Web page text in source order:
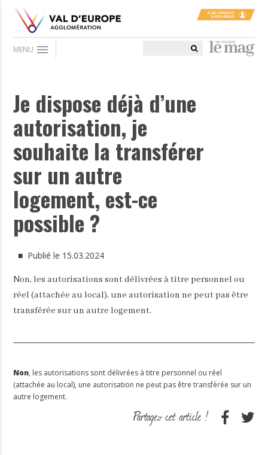
MENU menu
Je dispose déjà d’une
autorisation, je
souhaite la transférer
sur un autre
logement, est-ce
possible ?
■ Publié le 15.03.2024
Non, les autorisations sont délivrées à titre personnel ou
réel (attachée au local), une autorisation ne peut pas être
transférée sur un autre logement.
Non, les autorisations sont délivrées à titre personnel ou réel
(attachée au local), une autorisation ne peut pas être transférée sur un
autre logement.